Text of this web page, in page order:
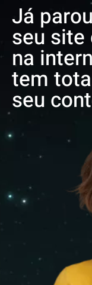
Já
seu site
na
tem
seu